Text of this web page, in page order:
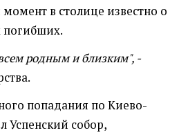
в столице известно о
погибших.
родным и близким", -
попадания по Киево-
Успенский собор,